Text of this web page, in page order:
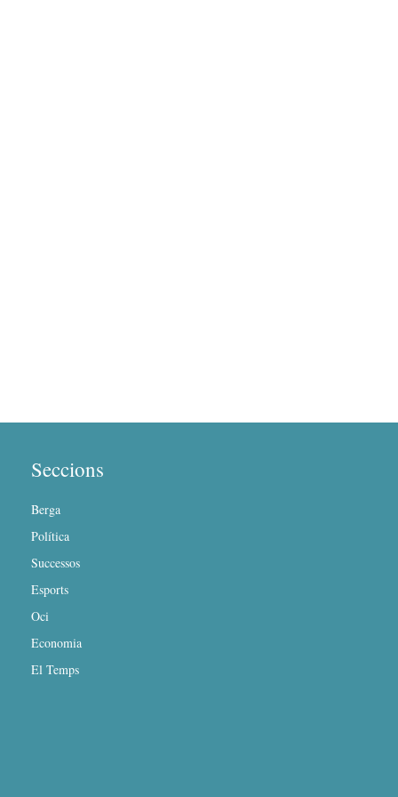
Seccions
Berga
Política
Successos
Esports
Oci
Economia
El Temps